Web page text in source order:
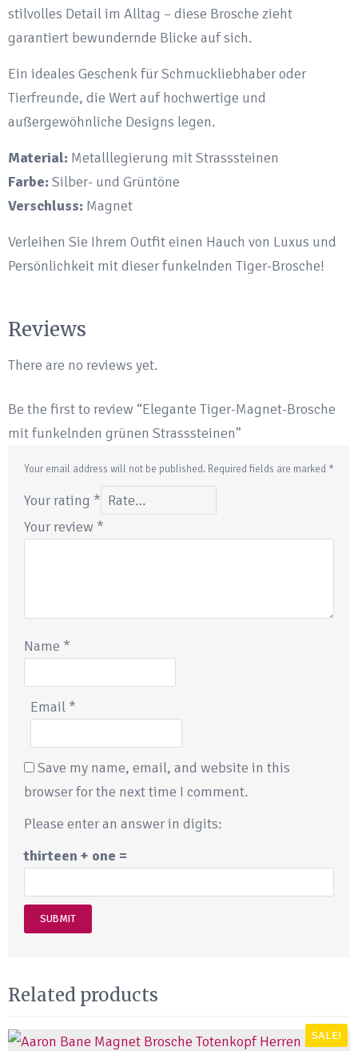
stilvolles Detail im Alltag – diese Brosche zieht
garantiert bewundernde Blicke auf sich.
Ein ideales Geschenk für Schmuckliebhaber oder
Tierfreunde, die Wert auf hochwertige und
außergewöhnliche Designs legen.
Material: Metalllegierung mit Strasssteinen
Farbe:Silber- und Grüntöne
Verschluss: Magnet
Verleihen Sie Ihrem Outfit einen Hauch von Luxus und
Persönlichkeit mit dieser funkelnden Tiger-Brosche!
Reviews
There are no reviews yet.
Be the first to review “Elegante Tiger-Magnet-Brosche
mit funkelnden grünen Strasssteinen”
Your email address will not be published. Required fields are marked *
Your rating *
Your review *
Name *
Email *
Save my name, email, and website in this
browser for the next time I comment.
Please enter an answer in digits:
thirteen + one =
Related products
SALE!